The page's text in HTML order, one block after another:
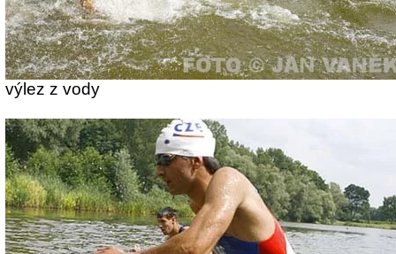
výlez z vody